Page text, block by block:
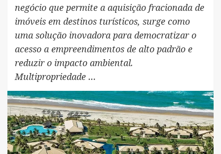
negócio que permite a aquisição fracionada de
imóveis em destinos turísticos, surge como
uma solução inovadora para democratizar o
acesso a empreendimentos de alto padrão e
reduzir o impacto ambiental.
Multipropriedade …